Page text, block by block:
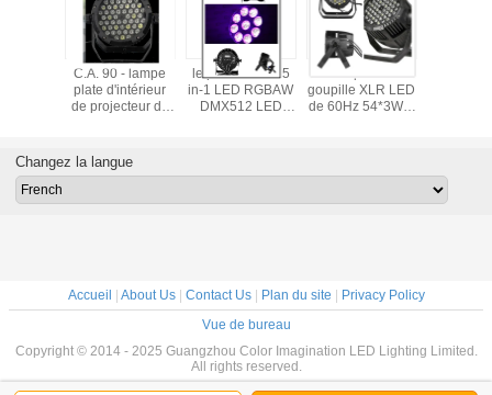
de
faible
C.A. 90 - lampe
plate d'intérieur
de projecteur de
LED/320W LED
le pair de 15W 5
in-1 LED RGBAW
DMX512 LED
50 - le pair de la
goupille XLR LED
de 60Hz 54*3W 3
10
Changez la langue
Accueil About Us| Contact Us| Plan du site
Privacy Policy
Vue de bureau
Copyright © 2014 - 2025 Guangzhou Color Imagination LED Lighting Limited.
All rights reserved.